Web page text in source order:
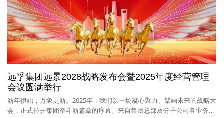
远孚集团远景2028战略发布会暨2025年度经营管理
会议圆满举行
新年伊始，万象更新。2025年，我们以一场凝心聚力、擘画未来的战略大
会，正式拉开集团奋斗新篇章的序幕。来自集团总部及分子公司各业务